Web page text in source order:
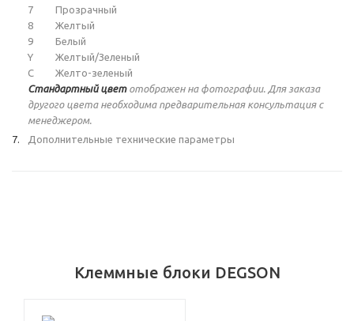
7
Прозрачный
8
Желтый
9
Белый
Y
Желтый/Зеленый
C
Желто-зеленый
Стандартный цветотображен на фотографии. Для заказа
другого цвета необходима предварительная консультация с
менеджером.
Дополнительные технические параметры
Клеммные блоки DEGSON